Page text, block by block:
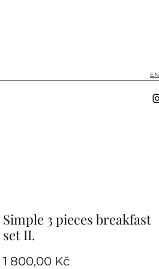
EN
Simple 3 pieces breakfast
set II.
1 800,00 KčCena